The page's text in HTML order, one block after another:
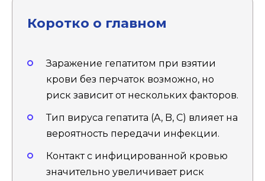
Коротко о главном
Заражение гепатитом при взятии
крови без перчаток возможно, но
риск зависит от нескольких факторов.
Тип вируса гепатита (A, B, C) влияет на
вероятность передачи инфекции.
Контакт с инфицированной кровью
значительно увеличивает риск